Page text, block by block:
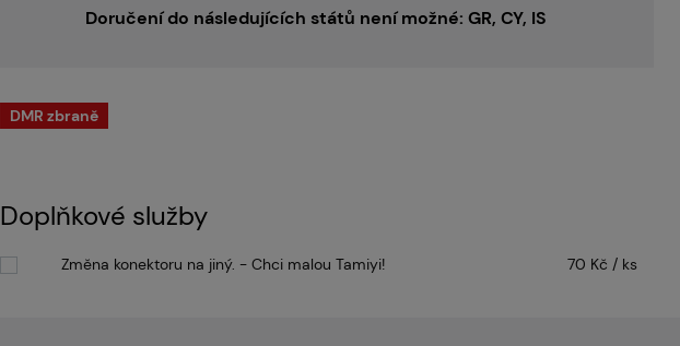
Doručení do následujících států není možné: GR, CY, IS
DMR zbraně
Doplňkové služby
Změna konektoru na jiný. - Chci malou Tamiyi! 70 Kč / ks